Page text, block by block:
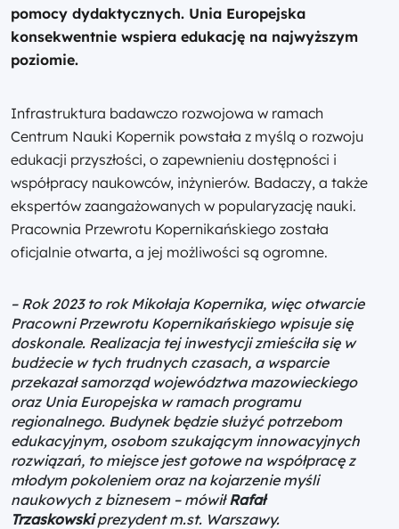
pomocy dydaktycznych. Unia Europejska
konsekwentnie wspiera edukację na najwyższym
poziomie.
Infrastruktura badawczo rozwojowa w ramach
Centrum Nauki Kopernik powstała z myślą o rozwoju
edukacji przyszłości, o zapewnieniu dostępności i
współpracy naukowców, inżynierów. Badaczy, a także
ekspertów zaangażowanych w popularyzację nauki.
Pracownia Przewrotu Kopernikańskiego została
oficjalnie otwarta, a jej możliwości są ogromne.
– Rok 2023 to rok Mikołaja Kopernika, więc otwarcie
Pracowni Przewrotu Kopernikańskiego wpisuje się
doskonale. Realizacja tej inwestycji zmieściła się w
budżecie w tych trudnych czasach, a wsparcie
przekazał samorząd województwa mazowieckiego
oraz Unia Europejska w ramach programu
regionalnego. Budynek będzie służyć potrzebom
edukacyjnym, osobom szukającym innowacyjnych
rozwiązań, to miejsce jest gotowe na współpracę z
młodym pokoleniem oraz na kojarzenie myśli
naukowych z biznesem – mówiłRafał
Trzaskowskiprezydent m.st. Warszawy.